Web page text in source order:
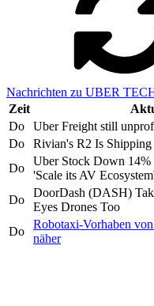
Nachrichten zu UBER
Zeit
Do
Uber Freight still
Do
Rivian's R2 Is
Do
Uber Stock Down
'Scale its AV
Do
DoorDash (DASH)
Eyes Drones Too
Do
Robotaxi-Vorhaben
näher